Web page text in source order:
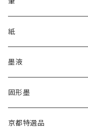
漢字用
高誠堂
あかしや
かな用
高誠堂
あかしや
紙
漢字用
半紙
半切
かな用
半紙
墨液
漢字用
かな用
固形墨
漢字用
京都特選品